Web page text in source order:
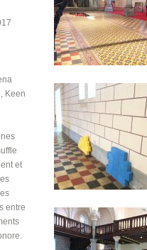
Keen
et
entre